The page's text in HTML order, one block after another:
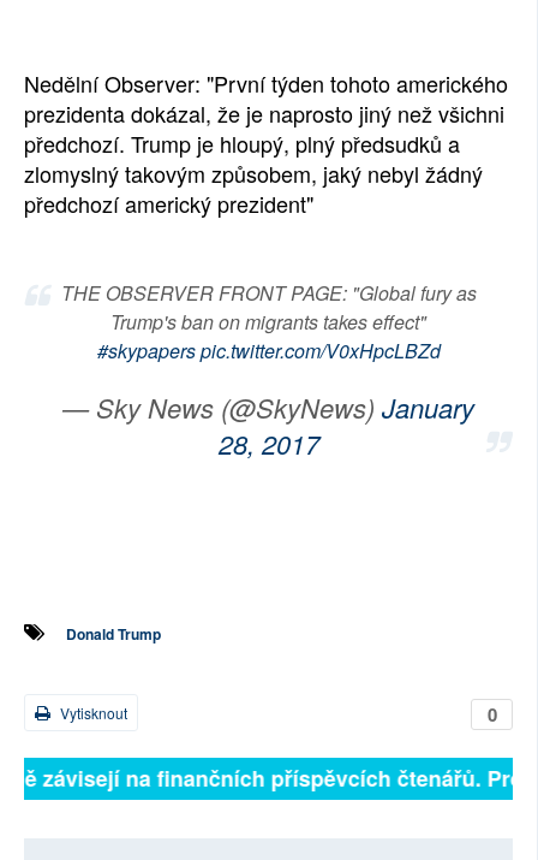
RUBRIKY
PLNÁ VERZE STRÁNEK
Nedělní Observer: "První týden tohoto amerického
prezidenta dokázal, že je naprosto jiný než všichni
předchozí. Trump je hloupý, plný předsudků a
zlomyslný takovým způsobem, jaký nebyl žádný
předchozí americký prezident"
THE OBSERVER FRONT PAGE: "Global fury as
Trump's ban on migrants takes effect"
#skypaperspic.twitter.com/V0xHpcLBZd
— Sky News (@SkyNews) January
28, 2017
Donald Trump
0
Vytisknout
závisejí na finančních příspěvcích čtenářů.